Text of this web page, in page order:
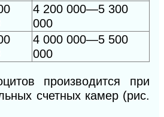
4 200 000—5 300
000
4 000 000—5 500
000
производится при
счетных камер (рис.